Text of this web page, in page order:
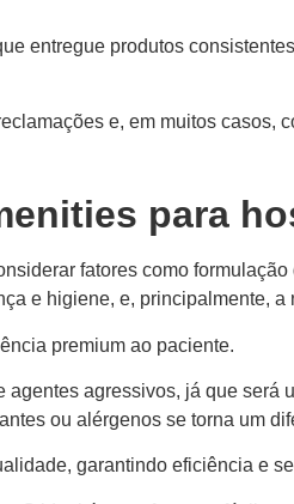
entregue produtos
e, em muitos casos,
para
fatores como
e higiene, e, principalmente, a
premium ao paciente.
agressivos, já que
ou alérgenos se torna um
garantindo eficiência e